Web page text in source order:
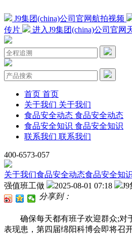
J9集团(china)公司官网航拍视频
传片
进入J9集团(china)公司官网
首页 首页
关于我们 关于我们
食品安全动态 食品安全动态
食品安全知识 食品安全知识
联系我们 联系我们
400-6573-057
关于我们食品安全动态食品安全知
强值班工做
2025-08-01 07:18
J9
分享到：
确保每天都有班子欢迎群众;对
表现患，第四届绵阳科博会即将召